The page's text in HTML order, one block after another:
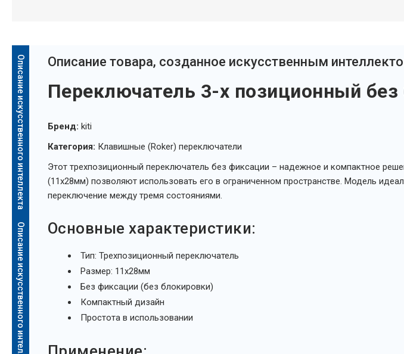
Описание искусственного интеллекта
Описание искусственного интеллекта
Oписание товара, созданное искусственным
Переключатель 3-х позиционный
Бренд: kiti
Категория: Клавишные (Roker) переключатели
Этот трехпозиционный переключатель без фиксации – надежное и компактное
(11х28мм) позволяют использовать его в ограниченном пространстве. Модель
переключение между тремя состояниями.
Основные характеристики:
Тип: Трехпозиционный переключатель
Размер: 11х28мм
Без фиксации (без блокировки)
Компактный дизайн
Простота в использовании